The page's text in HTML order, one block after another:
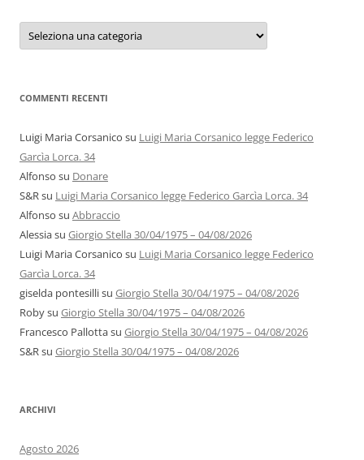
Categorie
autori
COMMENTI RECENTI
Luigi Maria Corsanico su Luigi Maria Corsanico legge Federico
Garcìa Lorca. 34
Alfonso su Donare
S&Rsu Luigi Maria Corsanico legge Federico Garcìa Lorca. 34
Alfonso su Abbraccio
Alessiasu Giorgio Stella 30/04/1975 – 04/08/2026
Luigi Maria Corsanico su Luigi Maria Corsanico legge Federico
Garcìa Lorca. 34
giselda pontesillisu Giorgio Stella 30/04/1975 – 04/08/2026
Robysu Giorgio Stella 30/04/1975 – 04/08/2026
Francesco Pallottasu Giorgio Stella 30/04/1975 – 04/08/2026
S&Rsu Giorgio Stella 30/04/1975 – 04/08/2026
ARCHIVI
Agosto 2026